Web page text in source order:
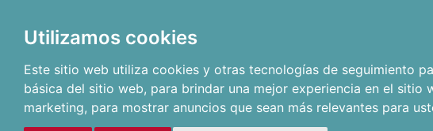
Utilizamos cookies
Este sitio web utiliza cookies y otras tecnologías de seguimiento
básica del sitio web, para brindar una mejor experiencia en el sitio
marketing, para mostrar anuncios que sean más relevantes para